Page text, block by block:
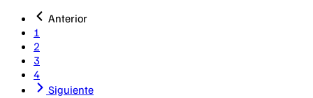
Anterior
1
2
3
4
Siguiente